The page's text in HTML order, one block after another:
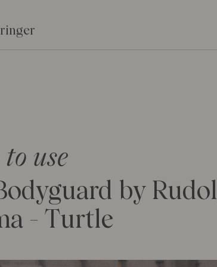
use
by
- Turtle